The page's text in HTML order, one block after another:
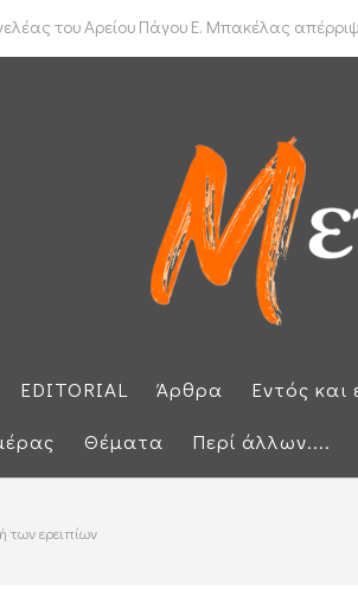
του Αρείου Πάγου Ε. Μπακέλας
τελευταία θέση η Ελλάδα για το
EDITORIAL Άρθρα Εντός και
Θέματα Περί άλλων....
των ερειπίων